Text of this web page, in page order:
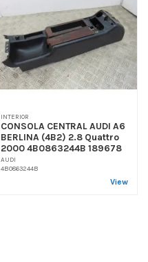
INTERIOR
CONSOLA CENTRAL AUDI A6
BERLINA (4B2) 2.8 Quattro
2000 4B0863244B 189678
AUDI
4B0863244B
View